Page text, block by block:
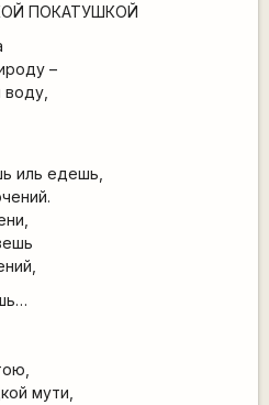
ПОКАТУШКОЙ
–
воду,
иль едешь,
мути,